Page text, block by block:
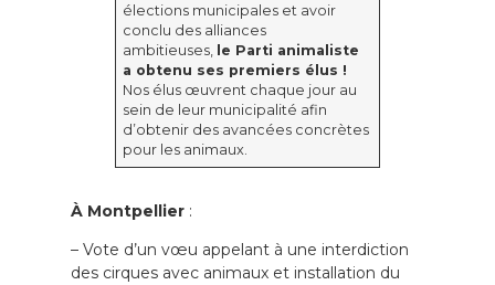
élections municipales et avoir
conclu des alliances
ambitieuses, le Parti animaliste
a obtenu ses premiers élus !
Nos élus œuvrent chaque jour au
sein de leur municipalité afin
d’obtenir des avancées concrètes
pour les animaux.
À Montpellier :
– Vote d’un vœu appelant à une interdiction
des cirques avec animaux et installation du